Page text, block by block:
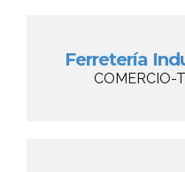
Ferretería
COMERCIO-